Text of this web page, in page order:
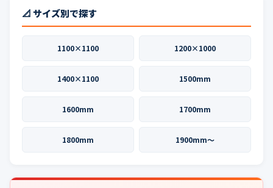
📐 サイズ別で探す
1100×1100 1200×1000
1400×1100 1500mm
1600mm 1700mm
1800mm 1900mm〜